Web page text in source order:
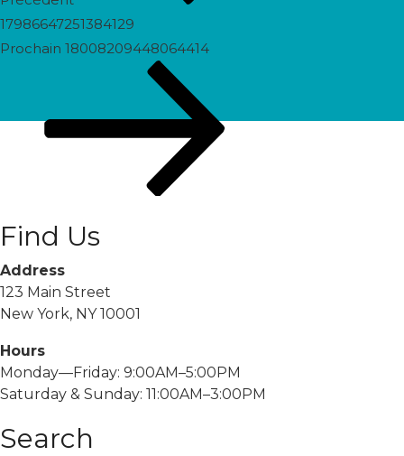
17986647251384129
Prochain
Prochain 18008209448064414
Find Us
Address
123 Main Street
New York, NY 10001
Hours
Monday—Friday: 9:00AM–5:00PM
Saturday & Sunday: 11:00AM–3:00PM
Search